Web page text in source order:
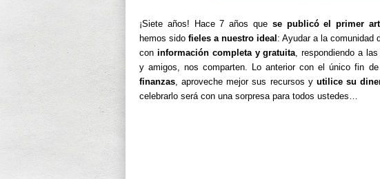
¡Siete años! Hace 7 años que se publicó el primer
hemos sido fieles a nuestro ideal : Ayudar a la comunidad
con información completa y gratuita, respondiendo a
y amigos, nos comparten. Lo anterior con el único fin de
finanzas, aproveche mejor sus recursos y utilice su
celebrarlo será con una sorpresa para todos ustedes…